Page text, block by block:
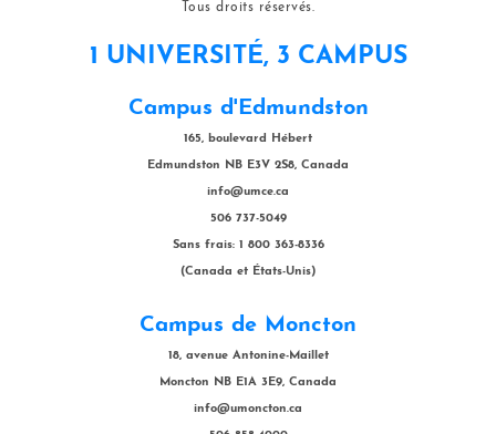
Tous droits réservés.
1 UNIVERSITÉ, 3 CAMPUS
Campus d'Edmundston
165, boulevard Hébert
Edmundston NB E3V 2S8, Canada
info@umce.ca
506 737-5049
Sans frais: 1 800 363-8336
(Canada et États-Unis)
Campus de Moncton
18, avenue Antonine-Maillet
Moncton NB E1A 3E9, Canada
info@umoncton.ca